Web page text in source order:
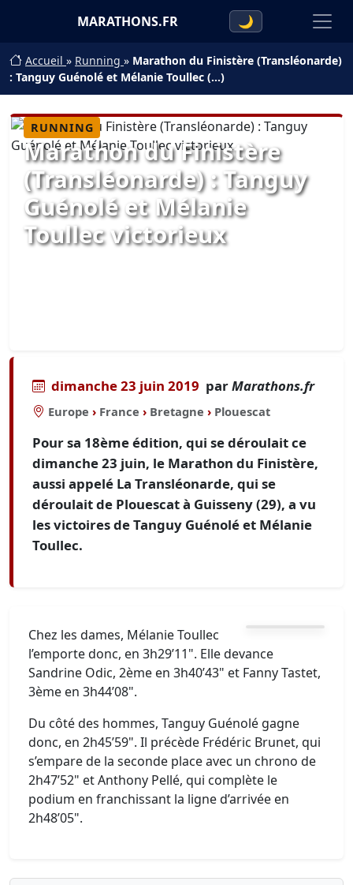
MARATHONS.FR 🌙
Accueil » Running » Marathon du Finistère (Transléonarde)
: Tanguy Guénolé et Mélanie Toullec (…)
RUNNING
Marathon du Finistère
(Transléonarde) : Tanguy
Guénolé et Mélanie
Toullec victorieux
dimanche 23 juin 2019 parMarathons.fr
Europe › France › Bretagne › Plouescat
Pour sa 18ème édition, qui se déroulait ce
dimanche 23 juin, le Marathon du Finistère,
aussi appelé La Transléonarde, qui se
déroulait de Plouescat à Guisseny (29), a vu
les victoires de Tanguy Guénolé et Mélanie
Toullec.
Chez les dames, Mélanie Toullec
l’emporte donc, en 3h29’11". Elle devance
Sandrine Odic, 2ème en 3h40’43" et Fanny Tastet,
3ème en 3h44’08".
Du côté des hommes, Tanguy Guénolé gagne
donc, en 2h45’59". Il précède Frédéric Brunet, qui
s’empare de la seconde place avec un chrono de
2h47’52" et Anthony Pellé, qui complète le
podium en franchissant la ligne d’arrivée en
2h48’05".